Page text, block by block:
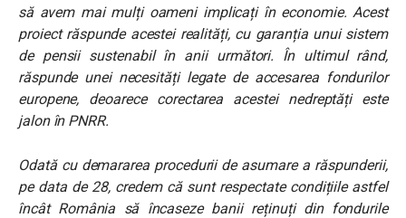
să avem mai mulți oameni implicați în economie. Acest
proiect răspunde acestei realități, cu garanția unui sistem
de pensii sustenabil în anii următori. În ultimul rând,
răspunde unei necesități legate de accesarea fondurilor
europene, deoarece corectarea acestei nedreptăți este
jalon în PNRR.
Odată cu demararea procedurii de asumare a răspunderii,
pe data de 28, credem că sunt respectate condițiile astfel
încât România să încaseze banii reținuți din fondurile